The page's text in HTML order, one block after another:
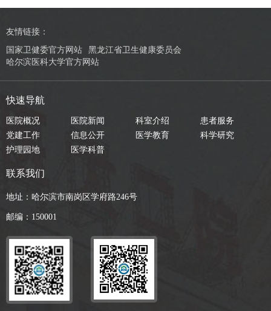
友情链接：
国家卫健委官方网站
黑龙江省卫生健康委员会
哈尔滨医科大学官方网站
快速导航
医院概况 医院新闻 科室介绍
患者服务
党建工作
信息公开 医学教育
科学研究
护理园地
医学科普
联系我们
地址：哈尔滨市南岗区学府路246号
邮编：150001